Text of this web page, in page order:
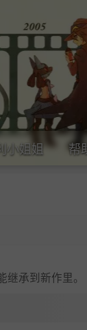
小姐姐 帮
承到新作里。